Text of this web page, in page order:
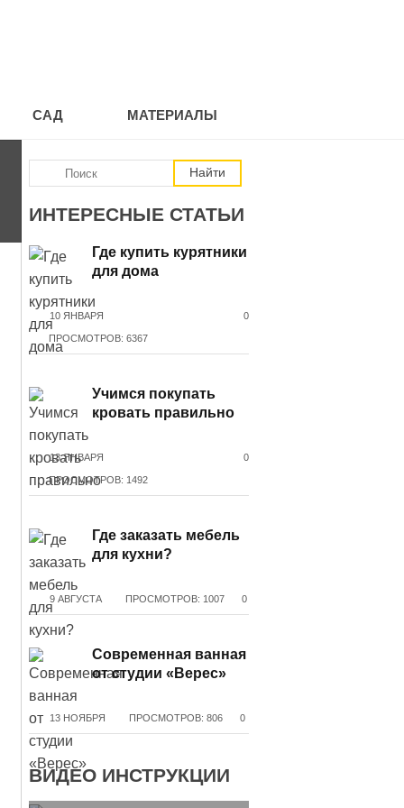
САД МАТЕРИАЛЫ
ИНТЕРЕСНЫЕ СТАТЬИ
Где купить курятники
для дома
10 ЯНВАРЯ 0
ПРОСМОТРОВ: 6367
Учимся покупать
кровать правильно
13 ЯНВАРЯ 0
ПРОСМОТРОВ: 1492
Где заказать мебель
для кухни?
9 АВГУСТА 0
ПРОСМОТРОВ: 1007
Современная ванная
от студии «Верес»
13 НОЯБРЯ 0
ПРОСМОТРОВ: 806
ВИДЕО ИНСТРУКЦИИ